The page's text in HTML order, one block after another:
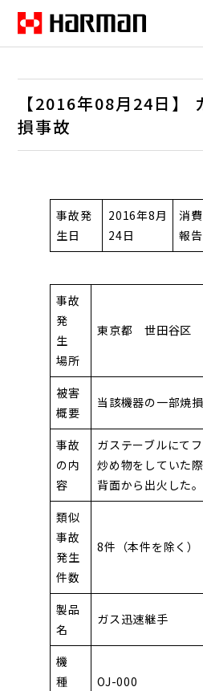
【2016年08月24日】
損事故
事故発
生日
2016年8月
24日
消
報
事故
発
生
場所
東京都 世田谷区
被害
概要
当該機器の一部焼損
事故
の内
容
ガステーブルにて
炒め物をしていた
背面から出火した。
類似
事故
発生
件数
8件（本件を除く）
製品
名
ガス迅速継手
機
種
OJ-000